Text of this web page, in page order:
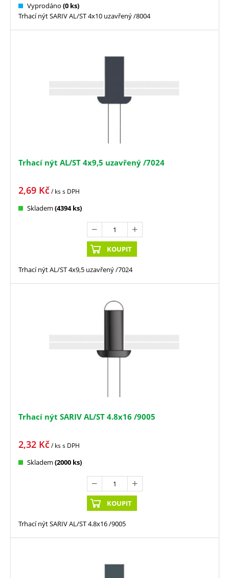
Vyprodáno (0 ks)
Trhací nýt SARIV AL/ST 4x10 uzavřený /8004
Trhací nýt AL/ST 4x9,5 uzavřený /7024
2,69 Kč/ kss DPH
Skladem (4394 ks)
KOUPIT
Trhací nýt AL/ST 4x9,5 uzavřený /7024
Trhací nýt SARIV AL/ST 4.8x16 /9005
2,32 Kč/ kss DPH
Skladem (2000 ks)
KOUPIT
Trhací nýt SARIV AL/ST 4.8x16 /9005